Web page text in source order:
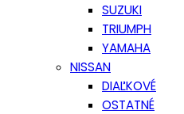
SUZUKI
TRIUMPH
YAMAHA
NISSAN
DIAĽKOVÉ
OSTATNÉ